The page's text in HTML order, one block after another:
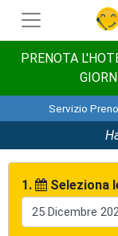
PRENOTA
Servizio
1. Seleziona